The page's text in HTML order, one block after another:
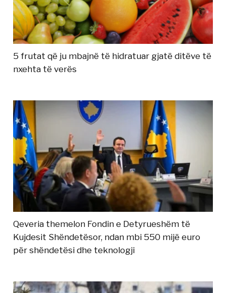
5 frutat që ju mbajnë të hidratuar gjatë ditëve të
nxehta të verës
Qeveria themelon Fondin e Detyrueshëm të
Kujdesit Shëndetësor, ndan mbi 550 mijë euro
për shëndetësi dhe teknologji